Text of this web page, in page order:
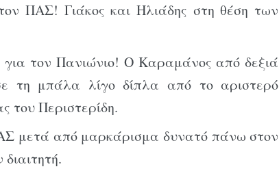
ΠΑΣ! Γιάκος και Ηλιάδης στη θέση των
για τον Πανιώνιο! Ο Καραμάνος από δεξιά
τη μπάλα λίγο δίπλα από το αριστερό
του Περιστερίδη.
μετά από μαρκάρισμα δυνατό πάνω στον